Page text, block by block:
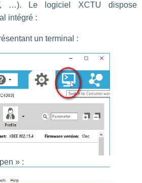
…). Le logiciel XCTU dispose
intégré :
un terminal :
» :